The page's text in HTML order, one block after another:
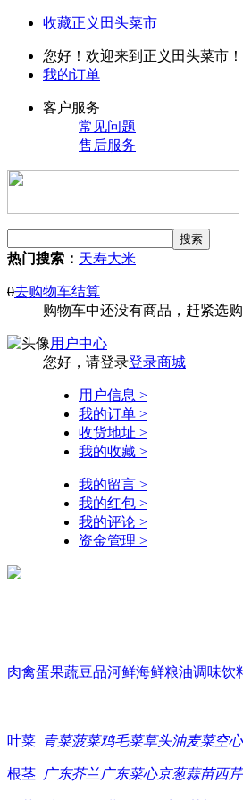
收藏正义田头菜市
您好！欢迎来到正义田头菜市！
我的订单
客户服务
常见问题
售后服务
热门搜索： 天寿大米
0去购物车结算
购物车中还没有商品，赶紧选购
用户中心
您好，请登录登录商城
用户信息 >
我的订单 >
收货地址 >
我的收藏 >
我的留言 >
我的红包 >
我的评论 >
资金管理 >
肉禽蛋果蔬豆品河鲜海鲜粮油调味饮
叶菜 青菜菠菜鸡毛菜草头油麦菜空
根茎 广东芥兰广东菜心京葱蒜苗西芹